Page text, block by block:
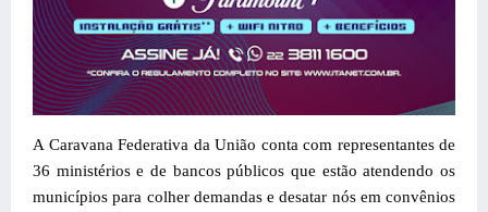
A Caravana Federativa da União conta com representantes de
36 ministérios e de bancos públicos que estão atendendo os
municípios para colher demandas e desatar nós em convênios